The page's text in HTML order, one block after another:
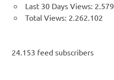
Last 30 Days Views: 2.579
Total Views: 2.262.102
24.153 feed subscribers